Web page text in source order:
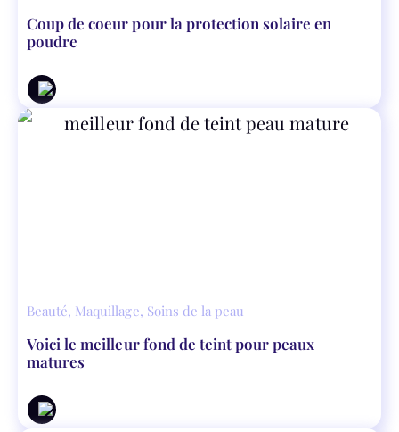
Coup de coeur pour la protection solaire en
poudre
Beauté, Maquillage, Soins de la peau
Voici le meilleur fond de teint pour peaux
matures